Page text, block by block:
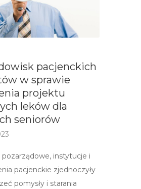
pacjenckich
w sprawie
projektu
leków dla
seniorów
pozarządowe, instytucje i
pacjenckie zjednoczyły
pomysły i starania